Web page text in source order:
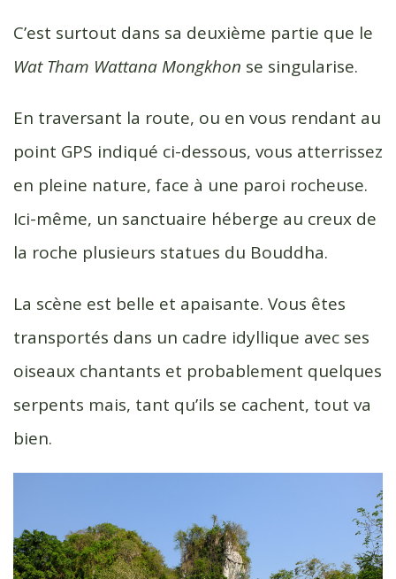
C’est surtout dans sa deuxième partie que le
Wat Tham Wattana Mongkhon se singularise.
En traversant la route, ou en vous rendant au
point GPS indiqué ci-dessous, vous atterrissez
en pleine nature, face à une paroi rocheuse.
Ici-même, un sanctuaire héberge au creux de
la roche plusieurs statues du Bouddha.
La scène est belle et apaisante. Vous êtes
transportés dans un cadre idyllique avec ses
oiseaux chantants et probablement quelques
serpents mais, tant qu’ils se cachent, tout va
bien.